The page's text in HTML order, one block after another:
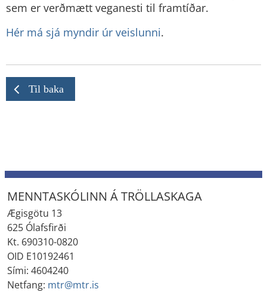
sem er verðmætt veganesti til framtíðar.
Hér má sjá myndir úr veislunni.
Til baka
MENNTASKÓLINN Á TRÖLLASKAGA
Ægisgötu 13
625 Ólafsfirði
Kt. 690310-0820
OID E10192461
Sími: 4604240
Netfang: mtr@mtr.is